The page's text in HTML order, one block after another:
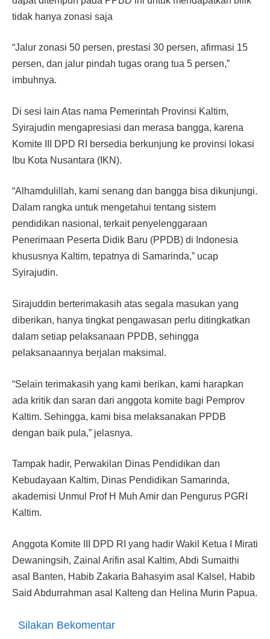
tidak hanya zonasi saja
“Jalur zonasi 50 persen, prestasi 30 persen, afirmasi 15
persen, dan jalur pindah tugas orang tua 5 persen,”
imbuhnya.
Di sesi lain Atas nama Pemerintah Provinsi Kaltim,
Syirajudin mengapresiasi dan merasa bangga, karena
Komite III DPD RI bersedia berkunjung ke provinsi lokasi
Ibu Kota Nusantara (IKN).
“Alhamdulillah, kami senang dan bangga bisa dikunjungi.
Dalam rangka untuk mengetahui tentang sistem
pendidikan nasional, terkait penyelenggaraan
Penerimaan Peserta Didik Baru (PPDB) di Indonesia
khususnya Kaltim, tepatnya di Samarinda,” ucap
Syirajudin.
Sirajuddin berterimakasih atas segala masukan yang
diberikan, hanya tingkat pengawasan perlu ditingkatkan
dalam setiap pelaksanaan PPDB, sehingga
pelaksanaannya berjalan maksimal.
“Selain terimakasih yang kami berikan, kami harapkan
ada kritik dan saran dari anggota komite bagi Pemprov
Kaltim. Sehingga, kami bisa melaksanakan PPDB
dengan baik pula,” jelasnya.
Tampak hadir, Perwakilan Dinas Pendidikan dan
Kebudayaan Kaltim, Dinas Pendidikan Samarinda,
akademisi Unmul Prof H Muh Amir dan Pengurus PGRI
Kaltim.
Anggota Komite III DPD RI yang hadir Wakil Ketua I Mirati
Dewaningsih, Zainal Arifin asal Kaltim, Abdi Sumaithi
asal Banten, Habib Zakaria Bahasyim asal Kalsel, Habib
Said Abdurrahman asal Kalteng dan Helina Murin Papua.
Silakan Bekomentar